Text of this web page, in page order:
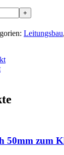
Leitungsbau,
50mm zum